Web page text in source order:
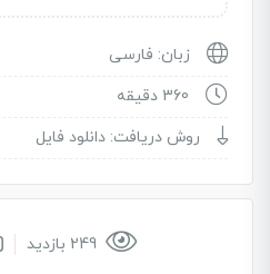
زبان: فارسی
360 دقیقه
روش دریافت: دانلود فایل
249 بازدید